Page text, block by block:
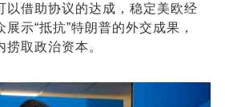
以借助协议的达成，稳定美欧经
示“抵抗”特朗普的外交成果，
取政治资本。